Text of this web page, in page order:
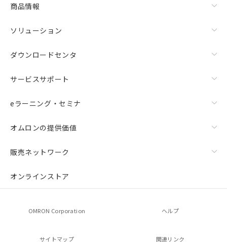
商品情報
ソリューション
ダウンロードセンタ
サービスサポート
eラーニング・セミナ
オムロンの提供価値
販売ネットワーク
オンラインストア
OMRON Corporation ヘルプ
サイトマップ 関連リンク